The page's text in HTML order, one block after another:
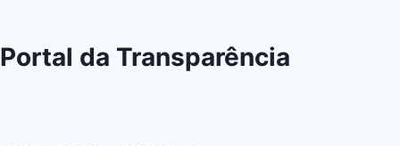
Portal da Transparência